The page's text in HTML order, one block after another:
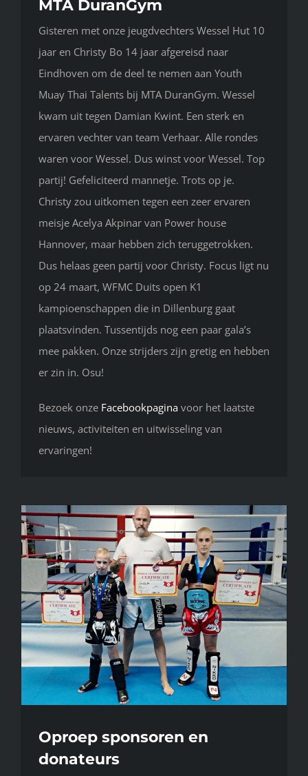
MTA DuranGym
Gisteren met onze jeugdvechters Wessel Hut 10
jaar en Christy Bo 14 jaar afgereisd naar
Eindhoven om de deel te nemen aan Youth
Muay Thai Talents bij MTA DuranGym. Wessel
kwam uit tegen Damian Kwint. Een sterk en
ervaren vechter van team Verhaar. Alle rondes
waren voor Wessel. Dus winst voor Wessel. Top
partij! Gefeliciteerd mannetje. Trots op je.
Christy zou uitkomen tegen een zeer ervaren
meisje Acelya Akpinar van Power house
Hannover, maar hebben zich teruggetrokken.
Dus helaas geen partij voor Christy. Focus ligt nu
op 24 maart, WFMC Duits open K1
kampioenschappen die in Dillenburg gaat
plaatsvinden. Tussentijds nog een paar gala’s
mee pakken. Onze strijders zijn gretig en hebben
er zin in. Osu!
Bezoek onze Facebookpagina voor het laatste
nieuws, activiteiten en uitwisseling van
ervaringen!
Oproep sponsoren en
donateurs